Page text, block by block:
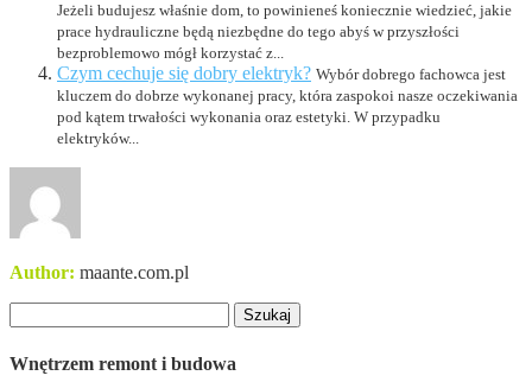
Jeżeli budujesz właśnie dom, to powinieneś koniecznie wiedzieć, jakie
prace hydrauliczne będą niezbędne do tego abyś w przyszłości
bezproblemowo mógł korzystać z...
Czym cechuje się dobry elektryk? Wybór dobrego fachowca jest
kluczem do dobrze wykonanej pracy, która zaspokoi nasze oczekiwania
pod kątem trwałości wykonania oraz estetyki. W przypadku
elektryków...
Author: maante.com.pl
Wnętrzem remont i budowa